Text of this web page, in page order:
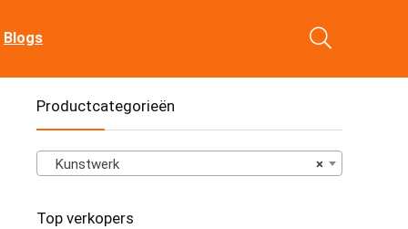
Blogs
Productcategorieën
×
Kunstwerk
Top verkopers